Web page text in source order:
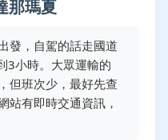
那瑪夏
發，自駕的話走國道
3小時。大眾運輸的
但班次少，最好先查
站有即時交通資訊，